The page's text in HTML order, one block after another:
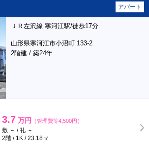
アパート
ＪＲ左沢線 寒河江駅/徒歩17分
山形県寒河江市小沼町 133-2
2階建 / 築24年
3.7 万円 （管理費等4,500円）
敷 － / 礼 －
2階 / 1K / 23.18㎡